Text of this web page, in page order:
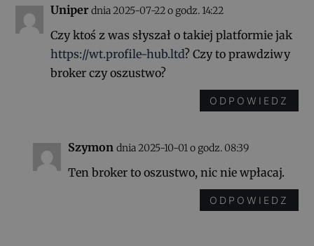
Uniper dnia 2025-07-22 o godz. 14:22
Czy ktoś z was słyszał o takiej platformie jak
https://wt.profile-hub.ltd? Czy to prawdziwy
broker czy oszustwo?
ODPOWIEDZ
Szymon dnia 2025-10-01 o godz. 08:39
Ten broker to oszustwo, nic nie wpłacaj.
ODPOWIEDZ